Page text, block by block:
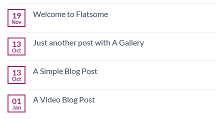
19
Nov
Welcome to Flatsome
13
Oct
Just another post with A Gallery
13
Oct
A Simple Blog Post
01
Jan
A Video Blog Post